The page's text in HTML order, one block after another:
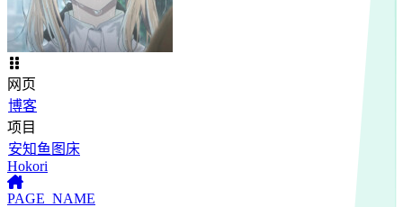
网页
博客
项目
安知鱼图床
Hokori
PAGE_NAME